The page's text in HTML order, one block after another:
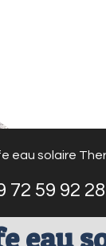
eau solaire
72 59 92 28
eau